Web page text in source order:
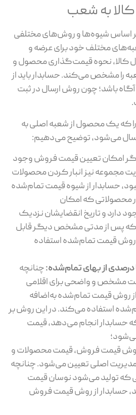
به شعب
اساس شیوه‌ها و روش‌های مختلفی
مختلف خود برای عرضه و
کالا، نحوه قیمت‌گذاری محصول و
را مشخص می‌کند. حسابدار باید از
باشد؛ چون روش ارسال در ثبت
که یک محصول از شعبه اصلی به
می‌شود، توضیح می‌دهیم:
امکان تعیین قیمت فروش وجود
مجموعه نیز انبار کردن محصولات
حسابدار از شیوه قیمت تمام‌شده
محصولاتی که امکان
دارد و تاریخ انقضایشان نزدیک
که پس از مدتی مشخص دیگر قابل
روش قیمت تمام‌شده استفاده
از بهای تمام‌شده:چنانچه
مشخص و واضحی برای اقلامی
روش قیمت تمام‌شده به‌اضافه
استفاده می‌کند. در این روش بر
حسابدار انجام می‌دهد، قیمت
قیمت فروش، قیمت محصولات و
مدیریت اصلی تعیین می‌شود. چنانچه
که تولید می‌شود نوسان قیمت
حسابدار از روش قیمت فروش